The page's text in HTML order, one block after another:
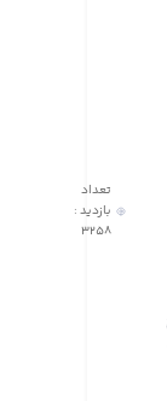
تعداد
بازدید :
3258